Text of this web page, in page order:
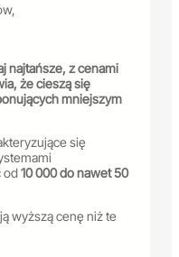
najtańsze, z cenami
że cieszą się
mniejszym
się
od10 000 do nawet 50
wyższą cenę niż te